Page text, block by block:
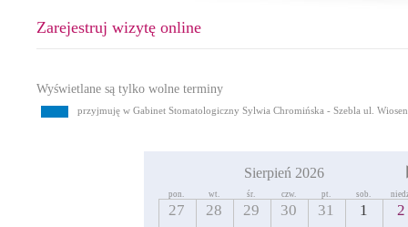
Zarejestruj wizytę online
Wyświetlane są tylko wolne terminy
przyjmuję w Gabinet Stomatologiczny Sylwia Chromińska - Szebla ul.
Sierpień 2026
pon. wt. śr. czw. pt. sob.
27 28 29 30 31 1 2